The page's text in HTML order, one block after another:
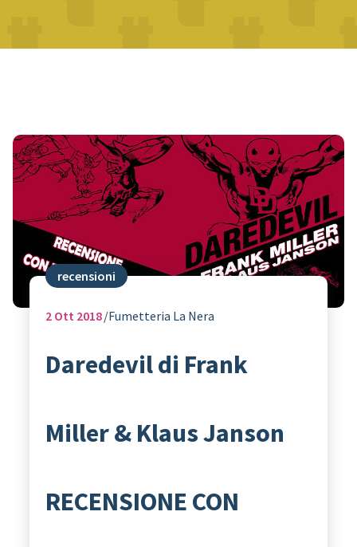
recensioni
2Ott 2018 Fumetteria La Nera
Daredevil di Frank
Miller & Klaus Janson
RECENSIONE CON